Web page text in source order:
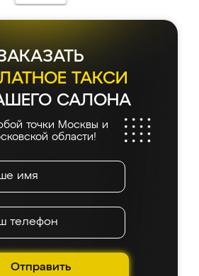
ТАКСИ
САЛОНА
точки Москвы и
области!
Отправить